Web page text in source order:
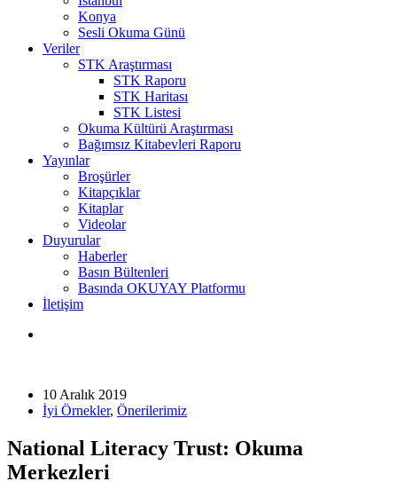
Konya
Sesli Okuma Günü
Veriler
STK Araştırması
STK Raporu
STK Haritası
STK Listesi
Okuma Kültürü Araştırması
Bağımsız Kitabevleri Raporu
Yayınlar
Broşürler
Kitapçıklar
Kitaplar
Videolar
Duyurular
Haberler
Basın Bültenleri
Basında OKUYAY Platformu
İletişim
10 Aralık 2019
İyi Örnekler, Önerilerimiz
National Literacy Trust: Okuma
Merkezleri